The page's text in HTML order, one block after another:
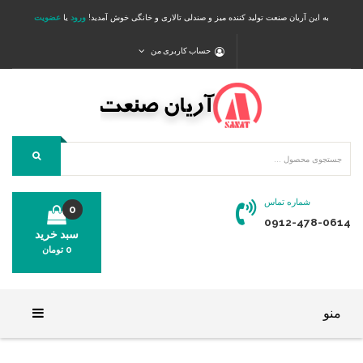
به این آریان صنعت تولید کننده میز و صندلی تالاری و خانگی خوش آمدید! ورود یا عضویت
حساب کاربری من
شماره تماس
0912-478-0614
سبد خرید
0
0 تومان
منو